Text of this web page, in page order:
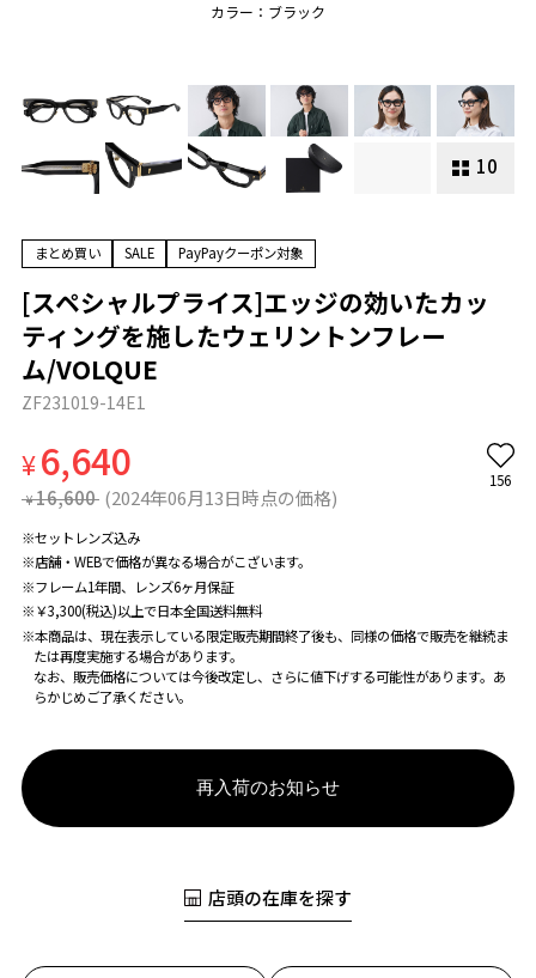
カラー：ブラック
10
まとめ買い SALE PayPayクーポン対象
[スペシャルプライス]エッジの効いたカッ
ティングを施したウェリントンフレー
ム/VOLQUE
ZF231019-14E1
¥6,640
¥ 16,600 (2024年06月13日時点の価格)
156
※セットレンズ込み
※店舗・WEBで価格が異なる場合がこざいます。
※フレーム1年間、レンズ6ヶ月保証
※￥3,300(税込)以上で日本全国送料無料
※本商品は、現在表示している限定販売期間終了後も、同様の価格で販売を継続ま
たは再度実施する場合があります。
なお、販売価格については今後改定し、さらに値下げする可能性があります。あ
らかじめご了承ください。
再入荷のお知らせ
店頭の在庫を探す